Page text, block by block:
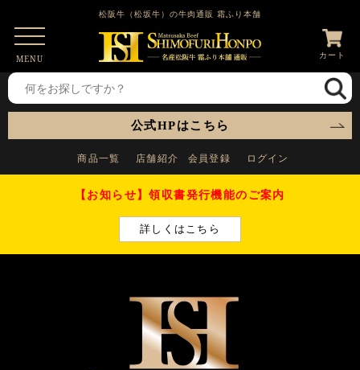
松阪牛（松坂牛）の牛肉通販 霜ふり本舗
カート
MENU
公式HPはこちら
商品一覧 店舗紹介 会員登録 ログイン
【お知らせ】領収書発行機能のご案内
詳しくはこちら